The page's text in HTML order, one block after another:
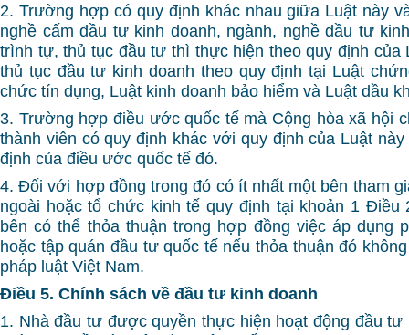
2. Trường hợp có quy định khác nhau giữa Luật này
nghề cấm đầu tư kinh doanh, ngành, nghề đầu tư
trình tự, thủ tục đầu tư thì thực hiện theo quy định của
thủ tục đầu tư kinh doanh theo quy định tại Luật
chức tín dụng, Luật kinh doanh bảo hiểm và Luật dầu
3. Trường hợp điều ước quốc tế mà Cộng hòa xã hội
thành viên có quy định khác với quy định của Luật
định của điều ước quốc tế đó.
4. Đối với hợp đồng trong đó có ít nhất một bên tham
ngoài hoặc tổ chức kinh tế quy định tại khoản 1 Điều
bên có thể thỏa thuận trong hợp đồng việc áp dụng
hoặc tập quán đầu tư quốc tế nếu thỏa thuận đó
pháp luật Việt Nam.
Điều 5. Chính sách về đầu tư kinh doanh
1. Nhà đầu tư được quyền thực hiện hoạt động đầu tư